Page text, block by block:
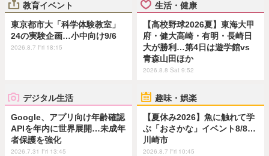
教育イベント
東京都市大「科学体験教室」
24の実験企画…小中向け9/6
2026.8.7 Fri 18:15
生活・健康
【高校野球2026夏】東海大甲
府・健大高崎・有明・長崎日
大が勝利…第4日は遊学館vs
青森山田ほか
2026.8.8 Sat 9:52
デジタル生活
Google、アプリ向け年齢確認
APIを年内に世界展開…未成年
者保護を強化
2026.7.31 Fri 13:45
趣味・娯楽
【夏休み2026】魚に触れて学
ぶ「おさかな」イベント8/8…
川崎市
2026.8.7 Fri 10:45